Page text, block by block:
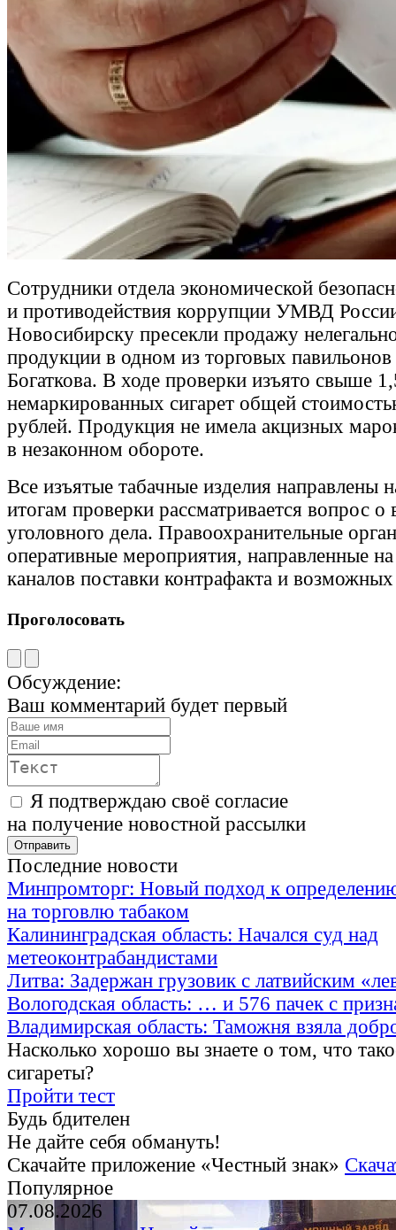
Сотрудники отдела экономической
и противодействия коррупции УМВД
Новосибирску пресекли продажу
продукции в одном из торговых
Богаткова. В ходе проверки изъято свыше
немаркированных сигарет общей
рублей. Продукция не имела акцизных
в незаконном обороте.
Все изъятые табачные изделия направлены
итогам проверки рассматривается вопрос о
уголовного дела. Правоохранительные
оперативные мероприятия, направленные
каналов поставки контрафакта и
Проголосовать
Обсуждение:
Ваш комментарий будет первый
Я подтверждаю своё согласие
на получение новостной рассылки
Последние новости
Минпромторг: Новый подход к
на торговлю табаком
Калининградская область: Начался суд над
метеоконтрабандистами
Литва: Задержан грузовик с латвийским
Вологодская область: … и 576 пачек с
Владимирская область: Таможня взяла
Насколько хорошо вы знаете о том, что
сигареты?
Пройти тест
Будь бдителен
Не дайте себя обмануть!
Скачайте приложение «Честный знак»
Популярное
07.08.2026